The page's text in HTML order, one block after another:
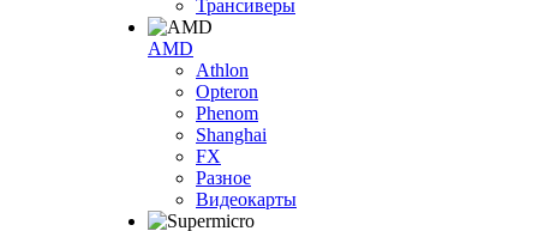
Трансиверы
AMD
Athlon
Opteron
Phenom
Shanghai
FX
Разное
Видеокарты